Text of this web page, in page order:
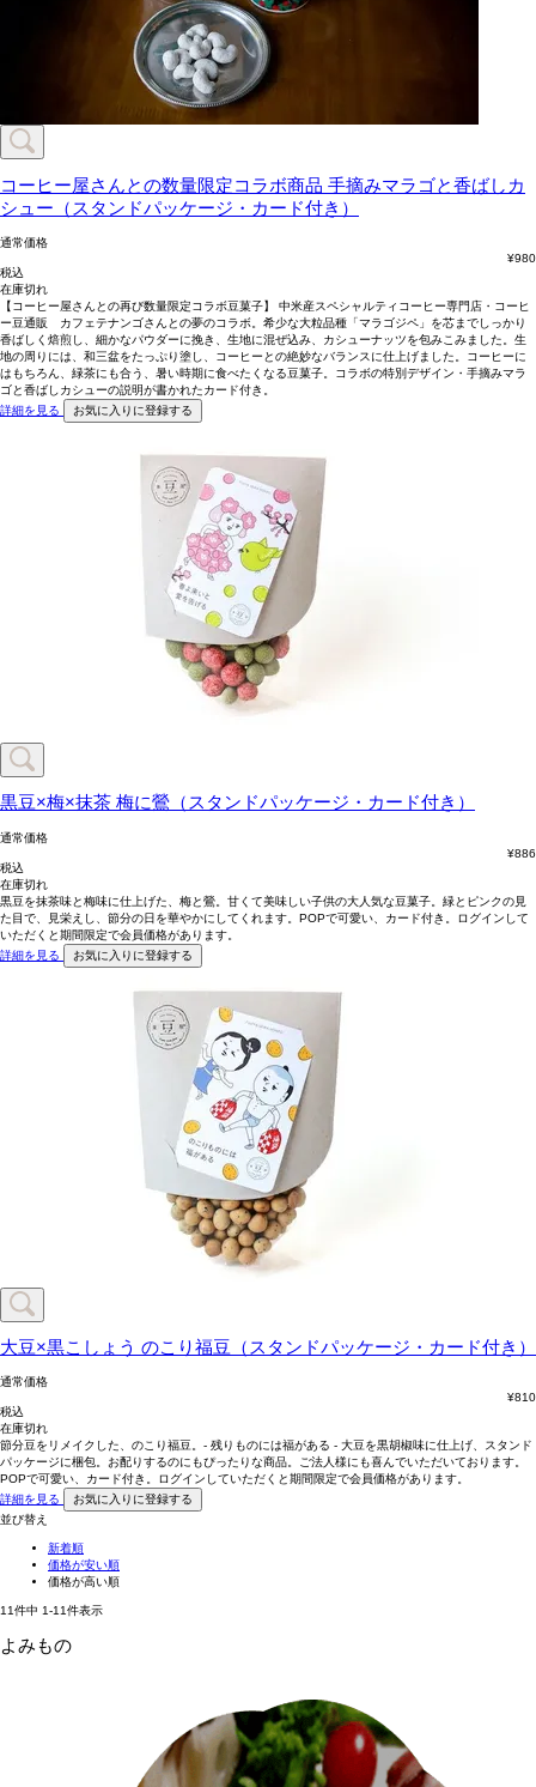
コーヒー屋さんとの数量限定コラボ商品 手摘みマラゴと香ばしカ
シュー（スタンドパッケージ・カード付き）
通常価格
¥980
税込
在庫切れ
【コーヒー屋さんとの再び数量限定コラボ豆菓子】 中米産スペシャルティコーヒー専門店・コーヒ
ー豆通販 カフェテナンゴさんとの夢のコラボ。希少な大粒品種「マラゴジペ」を芯までしっかり
香ばしく焙煎し、細かなパウダーに挽き、生地に混ぜ込み、カシューナッツを包みこみました。生
地の周りには、和三盆をたっぷり塗し、コーヒーとの絶妙なバランスに仕上げました。コーヒーに
はもちろん、緑茶にも合う、暑い時期に食べたくなる豆菓子。コラボの特別デザイン・手摘みマラ
ゴと香ばしカシューの説明が書かれたカード付き。
詳細を見る
お気に入りに登録する
黒豆×梅×抹茶 梅に鶯（スタンドパッケージ・カード付き）
通常価格
¥886
税込
在庫切れ
黒豆を抹茶味と梅味に仕上げた、梅と鶯。甘くて美味しい子供の大人気な豆菓子。緑とピンクの見
た目で、見栄えし、節分の日を華やかにしてくれます。POPで可愛い、カード付き。ログインして
いただくと期間限定で会員価格があります。
詳細を見る
お気に入りに登録する
大豆×黒こしょう のこり福豆（スタンドパッケージ・カード付き）
通常価格
¥810
税込
在庫切れ
節分豆をリメイクした、のこり福豆。- 残りものには福がある - 大豆を黒胡椒味に仕上げ、スタンド
パッケージに梱包。お配りするのにもぴったりな商品。ご法人様にも喜んでいただいております。
POPで可愛い、カード付き。ログインしていただくと期間限定で会員価格があります。
詳細を見る
お気に入りに登録する
並び替え
新着順
価格が安い順
価格が高い順
11件中 1-11件表示
よみもの